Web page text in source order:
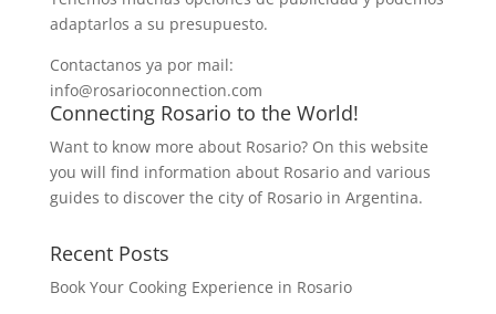
adaptarlos a su presupuesto.
Contactanos ya por mail:
info@rosarioconnection.com
Connecting Rosario to the World!
Want to know more about Rosario? On this website
you will find information about Rosario and various
guides to discover the city of Rosario in Argentina.
Recent Posts
Book Your Cooking Experience in Rosario